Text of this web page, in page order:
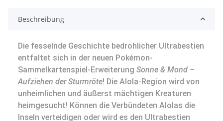
Beschreibung
Die fesselnde Geschichte bedrohlicher Ultrabestien
entfaltet sich in der neuen Pokémon-
Sammelkartenspiel-Erweiterung Sonne & Mond –
Aufziehen der Sturmröte! Die Alola-Region wird von
unheimlichen und äußerst mächtigen Kreaturen
heimgesucht! Können die Verbündeten Alolas die
Inseln verteidigen oder wird es den Ultrabestien